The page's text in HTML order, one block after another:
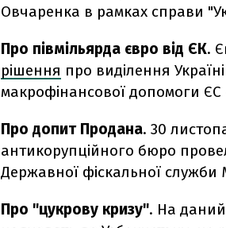
Овчаренка в рамках справи
Про півмільярда євро від ЄК.
рішення про виділення
макрофінансової допомоги
Про допит Продана. 30
антикорупційного бюро
Державної фіскальної
Про "цукрову кризу". На даний